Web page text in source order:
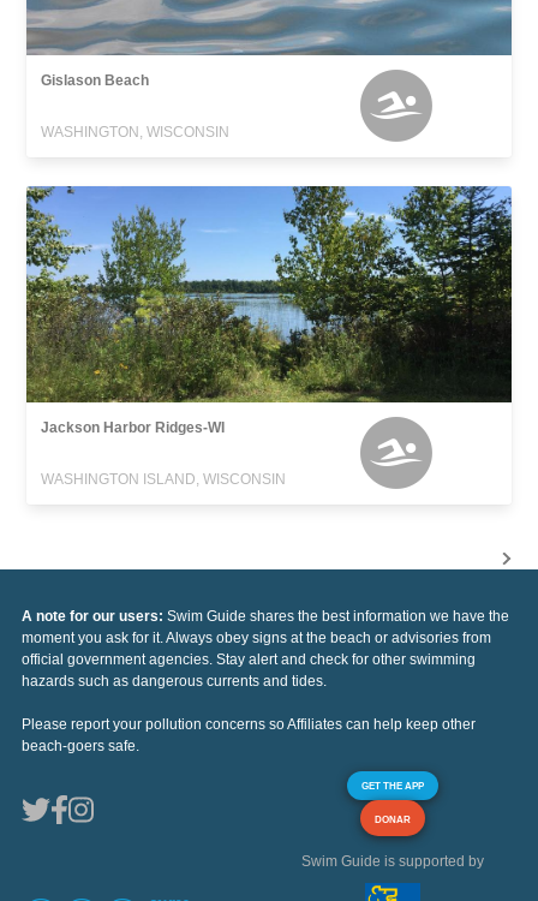
Gislason Beach
WASHINGTON, WISCONSIN
Jackson Harbor Ridges-WI
WASHINGTON ISLAND, WISCONSIN
A note for our users: Swim Guide shares the best information we have the
moment you ask for it. Always obey signs at the beach or advisories from
official government agencies. Stay alert and check for other swimming
hazards such as dangerous currents and tides.
Please report your pollution concerns so Affiliates can help keep other
beach-goers safe.
GET THE APP
DONAR
Swim Guide is supported by